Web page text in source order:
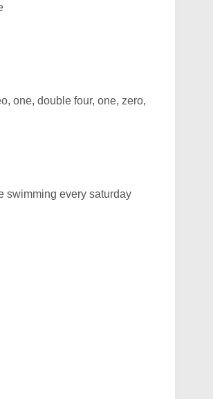
one, double four, one, zero,
swimming every saturday